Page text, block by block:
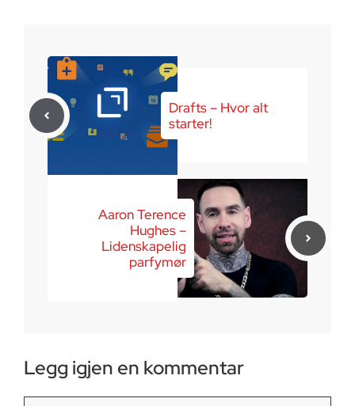
Drafts – Hvor alt
starter!
Aaron Terence
Hughes –
Lidenskapelig
parfymør
Legg igjen en kommentar